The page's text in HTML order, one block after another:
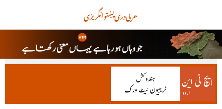
انگریزیپښتودریعربی